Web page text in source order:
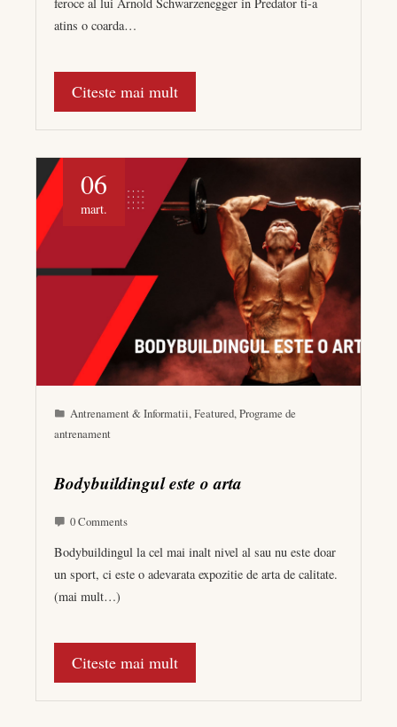
feroce al lui Arnold Schwarzenegger in Predator ti-a
atins o coarda…
Citeste mai mult
06
mart.
Antrenament & Informatii, Featured, Programe de
antrenament
Bodybuildingul este o arta
0 Comments
Bodybuildingul la cel mai inalt nivel al sau nu este doar
un sport, ci este o adevarata expozitie de arta de calitate.
(mai mult…)
Citeste mai mult